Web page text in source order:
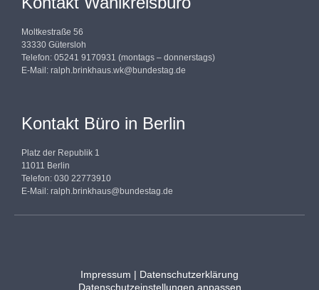
Moltkestraße 56
33330 Gütersloh
Telefon: 05241 9170931 (montags – donnerstags)
E-Mail: ralph.brinkhaus.wk@bundestag.de
Kontakt Büro in Berlin
Platz der Republik 1
11011 Berlin
Telefon: 030 22773910
E-Mail: ralph.brinkhaus@bundestag.de
Impressum | Datenschutzerklärung
Datenschutzeinstellungen anpassen